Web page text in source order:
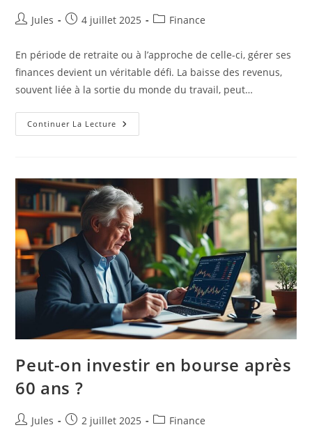
Auteur/autrice
la
publication :
Jules
Publication
4 juillet 2025
PostFinance
En période de retraite ou à l’approche de celle-ci, gérer ses
finances devient un véritable défi. La baisse des revenus,
souvent liée à la sortie du monde du travail, peut…
Continuer La Lecture Le
Guide
Crédit
Pour
Seniors
Peut-on investir en bourse après
60 ans ?
Auteur/autrice
Jules
Publication
2 juillet 2025
PostFinance